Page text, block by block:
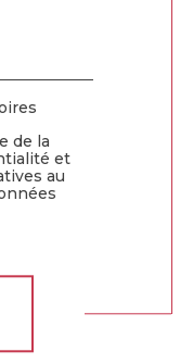
de la
et
au